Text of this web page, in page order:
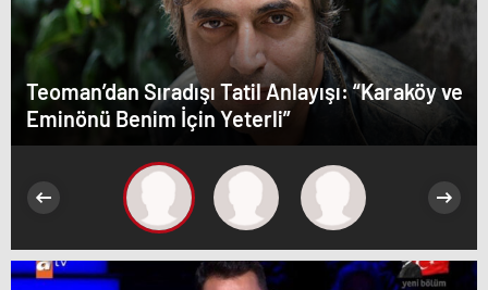
Teoman’dan Sıradışı Tatil Anlayışı: “Karaköy ve
Eminönü Benim İçin Yeterli”